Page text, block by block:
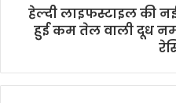
हेल्दी लाइफस्टाइल की
हुई कम तेल वाली दूध